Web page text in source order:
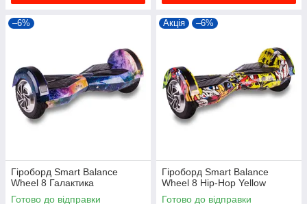
–6%
Гіроборд Smart Balance
Wheel 8 Галактика
Готово до відправки
Акція –6%
Гіроборд Smart Balance
Wheel 8 Hip-Hop Yellow
Готово до відправки